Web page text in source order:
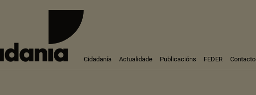
Cidadanía Actualidade Publicacións FEDER Contacto